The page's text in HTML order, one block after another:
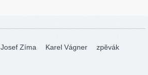
Josef Zíma Karel Vágner
zpěvák